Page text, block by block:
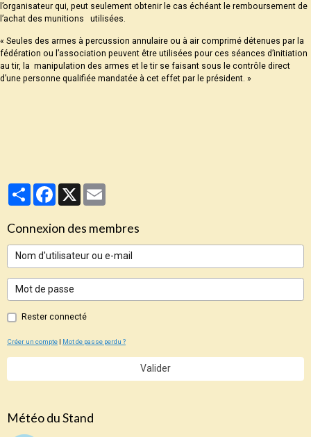
l’organisateur qui, peut seulement obtenir le cas échéant le remboursement de
l’achat des munitions utilisées.
« Seules des armes à percussion annulaire ou à air comprimé détenues par la
fédération ou l’association peuvent être utilisées pour ces séances d’initiation
au tir, la manipulation des armes et le tir se faisant sous le contrôle direct
d’une personne qualifiée mandatée à cet effet par le président. »
PartagerFacebook
Connexion des membres
Rester connecté
Créer un compte | Mot de passe perdu ?
Valider
Météo du Stand